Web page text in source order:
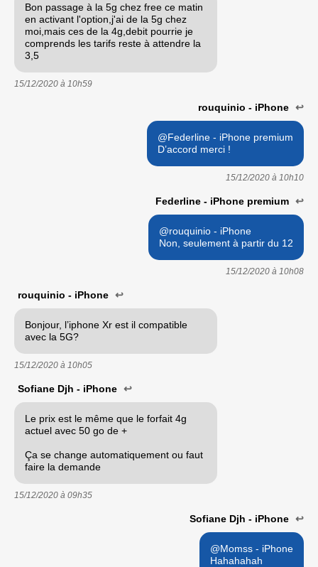
Bon passage à la 5g chez free ce matin
en activant l'option,j'ai de la 5g chez
moi,mais ces de la 4g,debit pourrie je
comprends les tarifs reste à attendre la
3,5
15/12/2020 à 10h59
rouquinio - iPhone ↩
@Federline - iPhone premium
D’accord merci !
15/12/2020 à 10h10
Federline - iPhone premium ↩
@rouquinio - iPhone
Non, seulement à partir du 12
15/12/2020 à 10h08
rouquinio - iPhone ↩
Bonjour, l’iphone Xr est il compatible
avec la 5G?
15/12/2020 à 10h05
Sofiane Djh - iPhone ↩
Le prix est le même que le forfait 4g
actuel avec 50 go de +
Ça se change automatiquement ou faut
faire la demande
15/12/2020 à 09h35
Sofiane Djh - iPhone ↩
@Momss - iPhone
Hahahahah